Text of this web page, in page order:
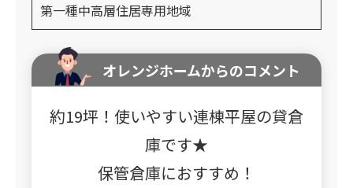
第一種中高層住居専用地域
オレンジホームからのコメント
約19坪！使いやすい連棟平屋の貸倉
庫です★
保管倉庫におすすめ！